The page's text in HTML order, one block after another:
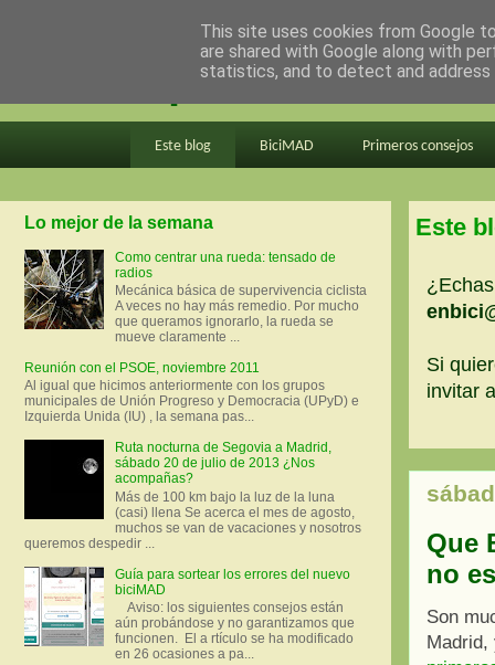
en bici por madrid
Este blog BiciMAD Primeros consejos
Este
Si
invitar
Que
no
Son
Lo mejor de la semana
Como centrar una rueda: tensado de
radios
Mecánica básica de supervivencia ciclista
A veces no hay más remedio. Por mucho
que queramos ignorarlo, la rueda se
mueve claramente ...
Reunión con el PSOE, noviembre 2011
Al igual que hicimos anteriormente con los grupos
municipales de Unión Progreso y Democracia (UPyD) e
Izquierda Unida (IU) , la semana pas...
Ruta nocturna de Segovia a Madrid,
sábado 20 de julio de 2013 ¿Nos
acompañas?
Más de 100 km bajo la luz de la luna
(casi) llena Se acerca el mes de agosto,
muchos se van de vacaciones y nosotros
queremos despedir ...
Guía para sortear los errores del nuevo
biciMAD
Aviso: los siguientes consejos están
aún probándose y no garantizamos que
funcionen. El a rtículo se ha modificado
en 26 ocasiones a pa...
This site uses cookies from Google
are shared with Google along with
statistics, and to detect and address